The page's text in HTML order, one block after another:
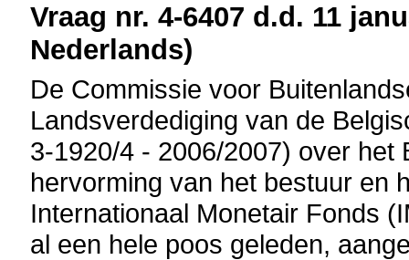
Vraag nr. 4-6407 d.d. 11
Nederlands)
De Commissie voor
Landsverdediging van de
3-1920/4 - 2006/2007) over het
hervorming van het bestuur en
Internationaal Monetair Fonds
al een hele poos geleden,